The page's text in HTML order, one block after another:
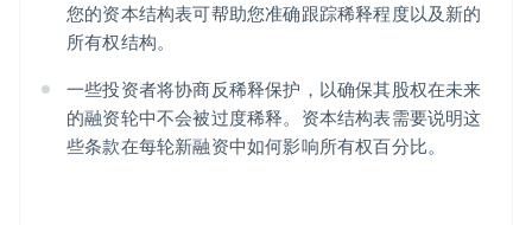
您的资本结构表可帮助您准确跟踪稀释程度以及新的
所有权结构。
一些投资者将协商反稀释保护，以确保其股权在未来
的融资轮中不会被过度稀释。资本结构表需要说明这
些条款在每轮新融资中如何影响所有权百分比。